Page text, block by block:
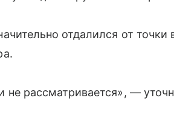
отдалился от точки
не рассматривается», —